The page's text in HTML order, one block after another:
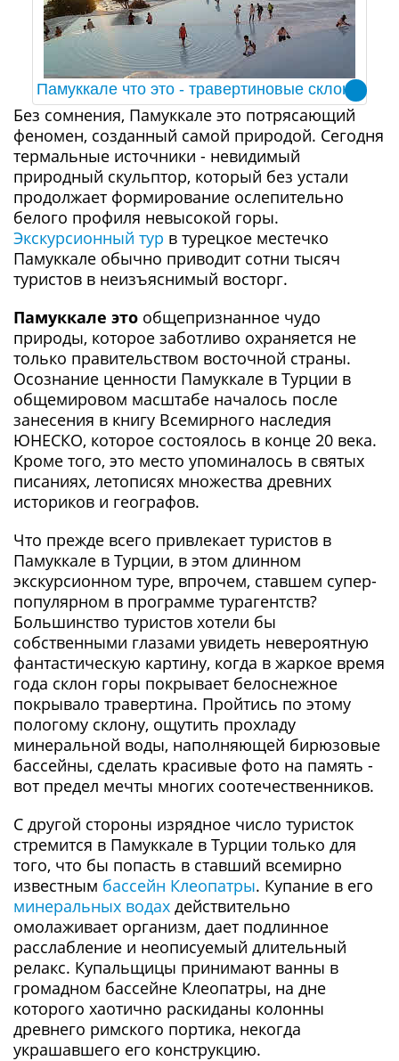
Памуккале что это - травертиновые склоны
Без сомнения, Памуккале это потрясающий
феномен, созданный самой природой. Сегодня
термальные источники - невидимый
природный скульптор, который без устали
продолжает формирование ослепительно
белого профиля невысокой горы.
Экскурсионный тур в турецкое местечко
Памуккале обычно приводит сотни тысяч
туристов в неизъяснимый восторг.
Памуккале это общепризнанное чудо
природы, которое заботливо охраняется не
только правительством восточной страны.
Осознание ценности Памуккале в Турции в
общемировом масштабе началось после
занесения в книгу Всемирного наследия
ЮНЕСКО, которое состоялось в конце 20 века.
Кроме того, это место упоминалось в святых
писаниях, летописях множества древних
историков и географов.
Что прежде всего привлекает туристов в
Памуккале в Турции, в этом длинном
экскурсионном туре, впрочем, ставшем супер-
популярном в программе турагентств?
Большинство туристов хотели бы
собственными глазами увидеть невероятную
фантастическую картину, когда в жаркое время
года склон горы покрывает белоснежное
покрывало травертина. Пройтись по этому
пологому склону, ощутить прохладу
минеральной воды, наполняющей бирюзовые
бассейны, сделать красивые фото на память -
вот предел мечты многих соотечественников.
С другой стороны изрядное число туристок
стремится в Памуккале в Турции только для
того, что бы попасть в ставший всемирно
известным бассейн Клеопатры. Купание в его
минеральных водах действительно
омолаживает организм, дает подлинное
расслабление и неописуемый длительный
релакс. Купальщицы принимают ванны в
громадном бассейне Клеопатры, на дне
которого хаотично раскиданы колонны
древнего римского портика, некогда
украшавшего его конструкцию.